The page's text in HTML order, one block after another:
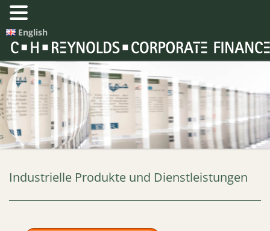
English
Industrielle Produkte und Dienstleistungen